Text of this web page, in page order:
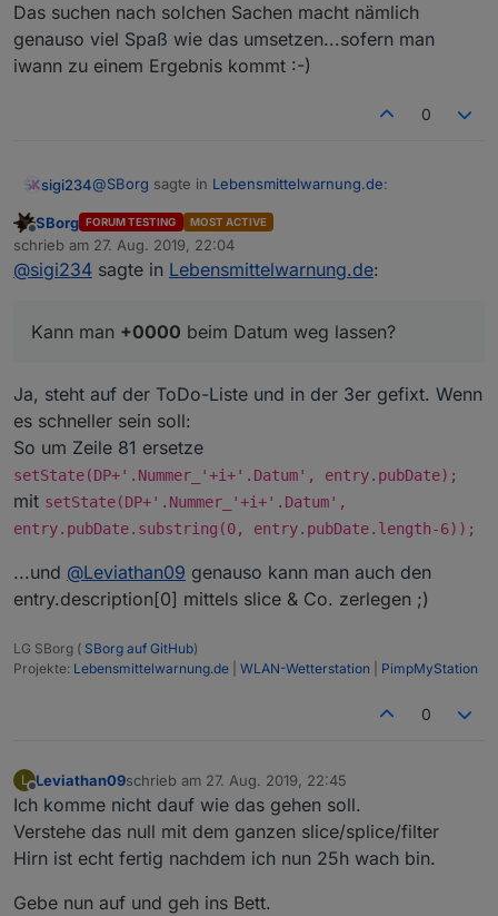
Das suchen nach solchen Sachen macht nämlich
genauso viel Spaß wie das umsetzen...sofern man
iwann zu einem Ergebnis kommt :-)
0
sigi234@SBorg sagte in Lebensmittelwarnung.de:
V0.0.2 ist auf GitHub Online: Titel, Link und Datum
hinzugefügt.
Kann man
+0000beim Datum weg lassen?
Offline
SBorg FORUM TESTING MOST ACTIVE
schrieb am 27. Aug. 2019, 22:04
zuletzt editiert von
@sigi234 sagte in Lebensmittelwarnung.de:
Kann man +0000 beim Datum weg lassen?
Ja, steht auf der ToDo-Liste und in der 3er gefixt. Wenn
es schneller sein soll:
So um Zeile 81 ersetze
setState(DP+'.Nummer_'+i+'.Datum', entry.pubDate);
mit setState(DP+'.Nummer_'+i+'.Datum',
entry.pubDate.substring(0, entry.pubDate.length-6));
...und @Leviathan09 genauso kann man auch den
entry.description[0] mittels slice & Co. zerlegen ;)
LG SBorg ( SBorg auf GitHub)
Projekte: Lebensmittelwarnung.de WLAN-Wetterstation PimpMyStation
0
L
Offline
Leviathan09schrieb am 27. Aug. 2019, 22:45
zuletzt editiert von
Ich komme nicht dauf wie das gehen soll.
Verstehe das null mit dem ganzen slice/splice/filter
Hirn ist echt fertig nachdem ich nun 25h wach bin.
Gebe nun auf und geh ins Bett.